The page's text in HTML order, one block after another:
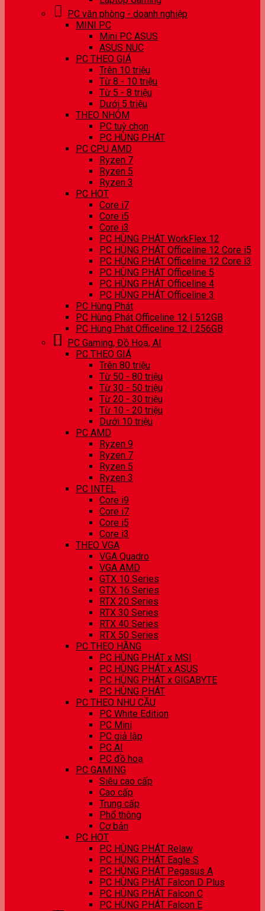
PC văn phòng - doanh nghiệp
MINI PC
Mini PC ASUS
ASUS NUC
PC THEO GIÁ
Trên 10 triệu
Từ 8 - 10 triệu
Từ 5 - 8 triệu
Dưới 5 triệu
THEO NHÓM
PC tuỳ chọn
PC HÙNG PHÁT
PC CPU AMD
Ryzen 7
Ryzen 5
Ryzen 3
PC HOT
Core i7
Core i5
Core i3
PC HÙNG PHÁT WorkFlex 12
PC HÙNG PHÁT Officeline 12 Core i5
PC HÙNG PHÁT Officeline 12 Core i3
PC HÙNG PHÁT Officeline 5
PC HÙNG PHÁT Officeline 4
PC HÙNG PHÁT Officeline 3
PC Hùng Phát
PC Hùng Phát Officeline 12 | 512GB
PC Hùng Phát Officeline 12 | 256GB
PC Gaming, Đồ Hoạ, AI
PC THEO GIÁ
Trên 80 triệu
Từ 50 - 80 triệu
Từ 30 - 50 triệu
Từ 20 - 30 triệu
Từ 10 - 20 triệu
Dưới 10 triệu
PC AMD
Ryzen 9
Ryzen 7
Ryzen 5
Ryzen 3
PC INTEL
Core i9
Core i7
Core i5
Core i3
THEO VGA
VGA Quadro
VGA AMD
GTX 10 Series
GTX 16 Series
RTX 20 Series
RTX 30 Series
RTX 40 Series
RTX 50 Series
PC THEO HÃNG
PC HÙNG PHÁT x MSI
PC HÙNG PHÁT x ASUS
PC HÙNG PHÁT x GIGABYTE
PC HÙNG PHÁT
PC THEO NHU CẦU
PC White Edition
PC Mini
PC giả lập
PC AI
PC đồ hoạ
PC GAMING
Siêu cao cấp
Cao cấp
Trung cấp
Phổ thông
Cơ bản
PC HOT
PC HÙNG PHÁT Relaw
PC HÙNG PHÁT Eagle S
PC HÙNG PHÁT Pegasus A
PC HÙNG PHÁT Falcon D Plus
PC HÙNG PHÁT Falcon C
PC HÙNG PHÁT Falcon E